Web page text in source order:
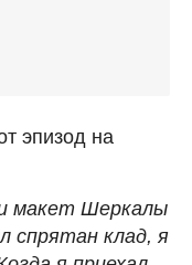
эпизод на
макет Шеркалы
спрятан клад, я